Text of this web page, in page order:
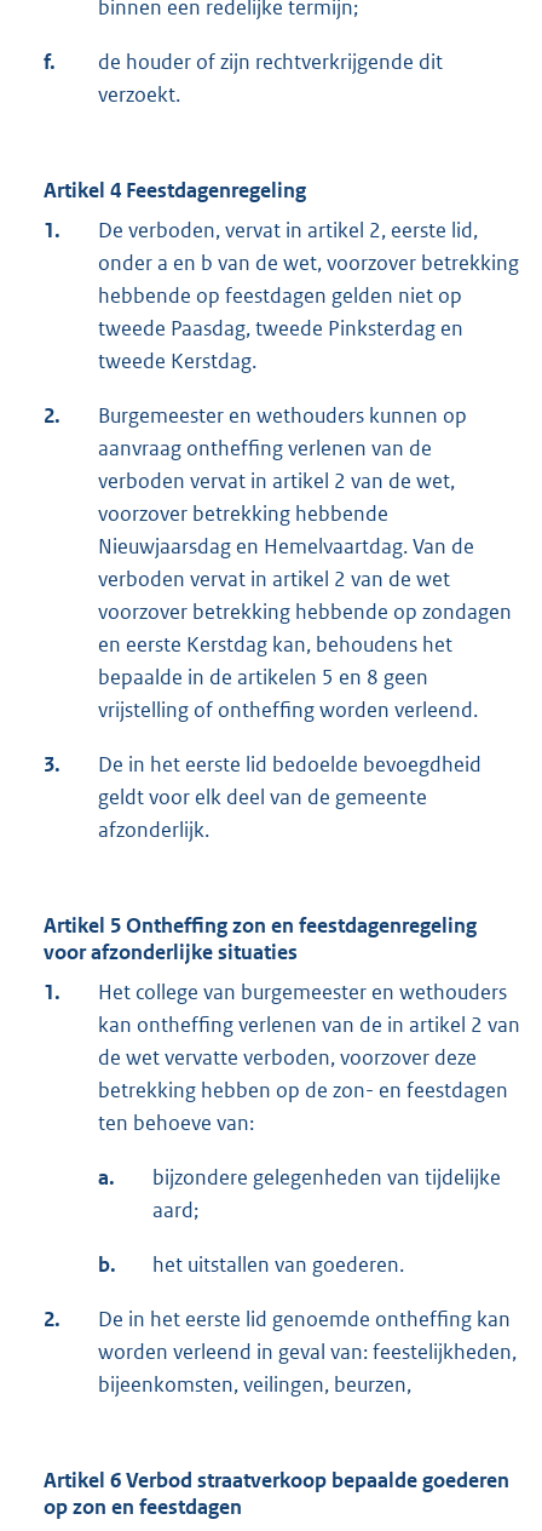
binnen een redelijke termijn;
f.
de houder of zijn rechtverkrijgende dit
verzoekt.
Artikel 4 Feestdagenregeling
1.
De verboden, vervat in artikel 2, eerste lid,
onder a en b van de wet, voorzover betrekking
hebbende op feestdagen gelden niet op
tweede Paasdag, tweede Pinksterdag en
tweede Kerstdag.
2.
Burgemeester en wethouders kunnen op
aanvraag ontheffing verlenen van de
verboden vervat in artikel 2 van de wet,
voorzover betrekking hebbende
Nieuwjaarsdag en Hemelvaartdag. Van de
verboden vervat in artikel 2 van de wet
voorzover betrekking hebbende op zondagen
en eerste Kerstdag kan, behoudens het
bepaalde in de artikelen 5 en 8 geen
vrijstelling of ontheffing worden verleend.
3.
De in het eerste lid bedoelde bevoegdheid
geldt voor elk deel van de gemeente
afzonderlijk.
Artikel 5 Ontheffing zon en feestdagenregeling
voor afzonderlijke situaties
1.
Het college van burgemeester en wethouders
kan ontheffing verlenen van de in artikel 2 van
de wet vervatte verboden, voorzover deze
betrekking hebben op de zon- en feestdagen
ten behoeve van:
a.
bijzondere gelegenheden van tijdelijke
aard;
b. het uitstallen van goederen.
2.
De in het eerste lid genoemde ontheffing kan
worden verleend in geval van: feestelijkheden,
bijeenkomsten, veilingen, beurzen,
Artikel 6 Verbod straatverkoop bepaalde goederen
op zon en feestdagen